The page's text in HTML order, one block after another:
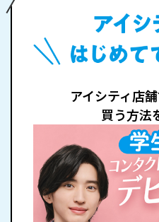
アイシティ店
買う方法